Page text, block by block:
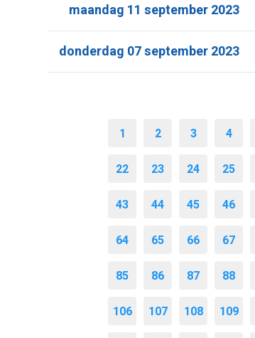
maandag 11 september 2023
donderdag 07 september 2023
1 2 3 4
22 23 24 25
43 44 45 46
64 65 66 67
85 86 87 88
106 107 108 109